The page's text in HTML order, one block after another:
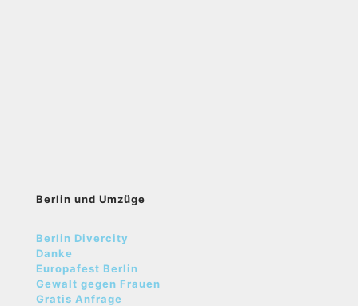
Berlin und Umzüge
Berlin Divercity
Danke
Europafest Berlin
Gewalt gegen Frauen
Gratis Anfrage